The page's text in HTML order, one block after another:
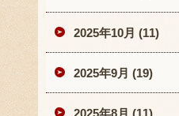
2025年10月 (11)
2025年9月 (19)
2025年8月 (11)